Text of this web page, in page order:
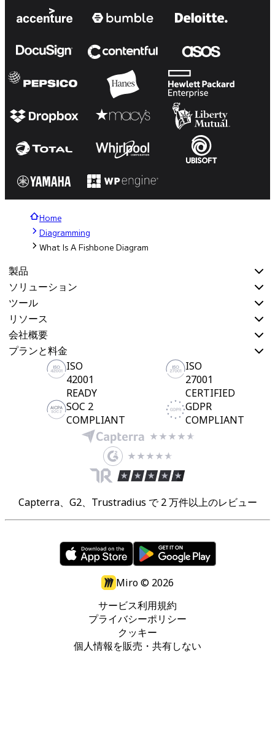
Home
Diagramming
What Is A Fishbone Diagram
製品
ソリューション
ツール
リソース
会社概要
プランと料金
ISO
42001
READY
ISO
27001
CERTIFIED
SOC 2
COMPLIANT
GDPR
COMPLIANT
Capterra、G2、Trustradius で 2 万件以上のレビュー
Miro © 2026
サービス利用規約
プライバシーポリシー
クッキー
個人情報を販売・共有しない